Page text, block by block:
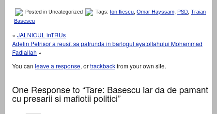
Posted in Uncategorized Tags: Ion Iliescu Omar Hayssam PSD Traian
Basescu
« JALNICUL inTRUs
Adelin Petrisor a reusit sa patrunda in barlogul ayatollahului Mohammad
Fadlallah »
You can leave a response, ortrackbackfrom your own site.
One Response to “Tare: Basescu iar da de pamant
cu presarii si mafiotii politici”